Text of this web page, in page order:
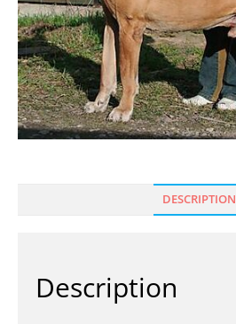
DESCRIPTION
Description